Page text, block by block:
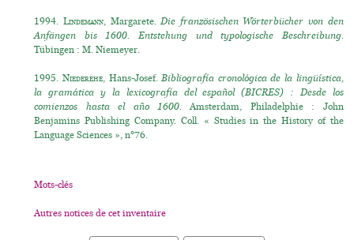
1994.Lindemann, Margarete.Die französischen Wörterbücher von den
Anfängen bis 1600. Entstehung und typologische Beschreibung.
Tübingen : M. Niemeyer.
1995.Niederehe, Hans-Josef.Bibliografía cronológica de la lingüística,
la gramática y la lexicografía del español (BICRES) : Desde los
comienzos hasta el año 1600. Amsterdam, Philadelphie : John
Benjamins Publishing Company. Coll. « Studies in the History of the
Language Sciences », n°76.
Mots-clés
Autres notices de cet inventaire